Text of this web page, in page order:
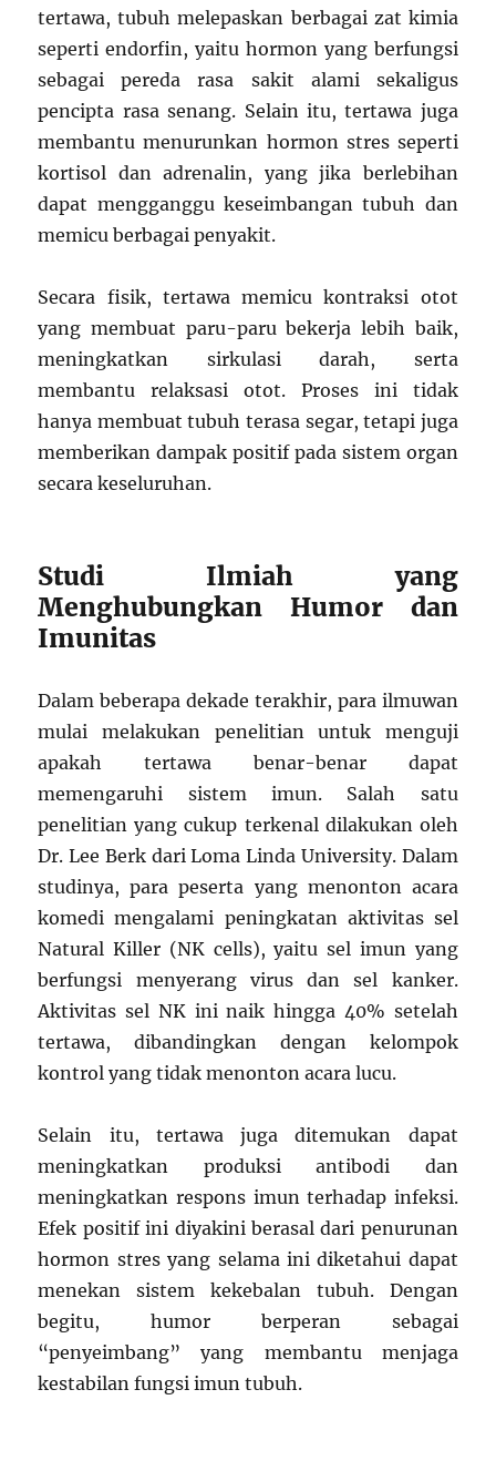
tertawa, tubuh melepaskan berbagai zat kimia
seperti endorfin, yaitu hormon yang berfungsi
sebagai pereda rasa sakit alami sekaligus
pencipta rasa senang. Selain itu, tertawa juga
membantu menurunkan hormon stres seperti
kortisol dan adrenalin, yang jika berlebihan
dapat mengganggu keseimbangan tubuh dan
memicu berbagai penyakit.
Secara fisik, tertawa memicu kontraksi otot
yang membuat paru-paru bekerja lebih baik,
meningkatkan sirkulasi darah, serta
membantu relaksasi otot. Proses ini tidak
hanya membuat tubuh terasa segar, tetapi juga
memberikan dampak positif pada sistem organ
secara keseluruhan.
Studi Ilmiah yang
Menghubungkan Humor dan
Imunitas
Dalam beberapa dekade terakhir, para ilmuwan
mulai melakukan penelitian untuk menguji
apakah tertawa benar-benar dapat
memengaruhi sistem imun. Salah satu
penelitian yang cukup terkenal dilakukan oleh
Dr. Lee Berk dari Loma Linda University. Dalam
studinya, para peserta yang menonton acara
komedi mengalami peningkatan aktivitas sel
Natural Killer (NK cells), yaitu sel imun yang
berfungsi menyerang virus dan sel kanker.
Aktivitas sel NK ini naik hingga 40% setelah
tertawa, dibandingkan dengan kelompok
kontrol yang tidak menonton acara lucu.
Selain itu, tertawa juga ditemukan dapat
meningkatkan produksi antibodi dan
meningkatkan respons imun terhadap infeksi.
Efek positif ini diyakini berasal dari penurunan
hormon stres yang selama ini diketahui dapat
menekan sistem kekebalan tubuh. Dengan
begitu, humor berperan sebagai
“penyeimbang” yang membantu menjaga
kestabilan fungsi imun tubuh.